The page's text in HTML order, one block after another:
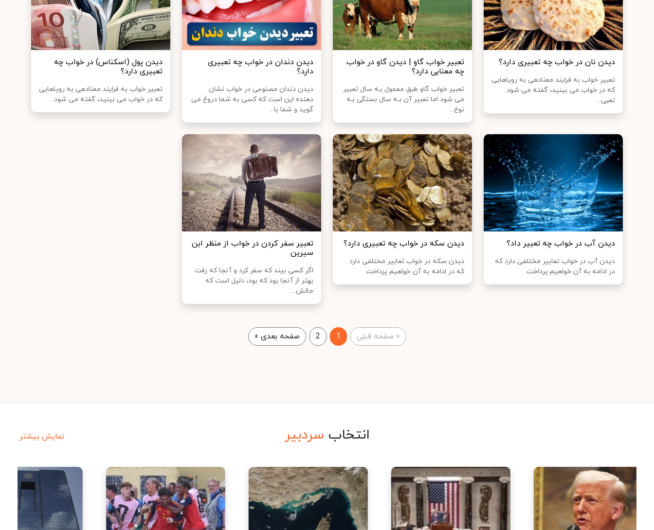
دیدن نان در خواب چه تعبیری دارد؟
تعبیر خواب به فرایند معنادهی به رویاهایی
که در خواب می بینید، گفته می‌ شود.
تعبی...
تعبیر خواب گاو | دیدن گاو در خواب
چه معنایی دارد؟
تعبیر خواب گاو طبق معمول بـه سال تعبیر
می شود اما تعبیر آن بـه سال بستگی بـه
نوع...
دیدن دندان در خواب چه تعبیری
دارد؟
دیدن دندان مصنوعی در خواب نشان
دهنده این است که کسی به شما دروغ می
گوید و شما با...
دیدن پول (اسکناس) در خواب چه
تعبیری دارد؟
تعبیر خواب به فرایند معنادهی به رویاهایی
که در خواب می بینید، گفته می‌ شود.
دیدن آب در خواب چه تعبیر داد؟
دیدن آب در خواب تعابیر مختلفی دارد که
در ادامه به آن خواهیم پرداخت
دیدن سکه در خواب چه تعبیری دارد؟
دیدن سکه در خواب تعابیر مختلفی دارد
که در ادامه به آن خواهیم پرداخت
تعبیر سفر کردن در خواب از منظر ابن
سیرین
اگر کسی بیند که سفر کرد و آنجا که رفت
بهتر از آنجا بود که بود، دلیل است که
حالش...
« صفحه قبلی 1
2 صفحه بعدی »
انتخاب سردبیر نمایش بیشتر